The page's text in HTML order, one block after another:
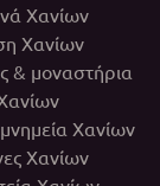
Χανίων
Χανίων
& μοναστήρια
Χανίων
Χανίων